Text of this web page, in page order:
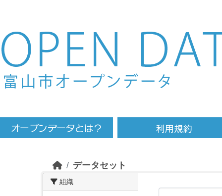
Skip to main content
データセット
組織